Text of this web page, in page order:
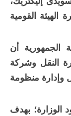
القومية
أن
النقل وشركة
منظومة
بهدف